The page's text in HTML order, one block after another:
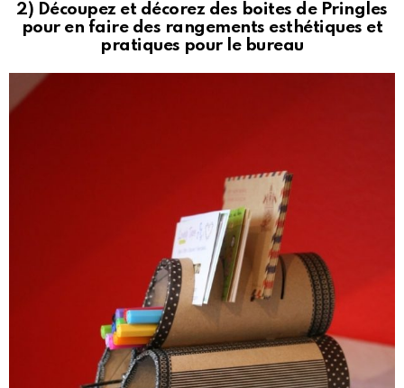
2) Découpez et décorez des boites de Pringles
pour en faire des rangements esthétiques et
pratiques pour le bureau